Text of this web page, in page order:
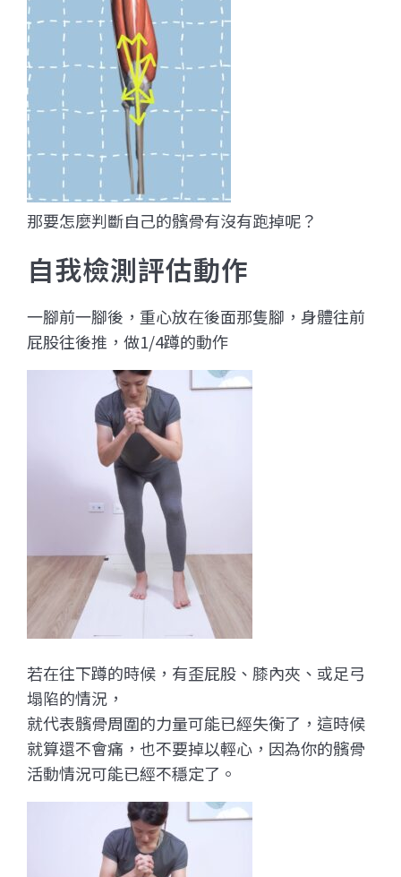
那要怎麼判斷自己的髕骨有沒有跑掉呢？
自我檢測評估動作
一腳前一腳後，重心放在後面那隻腳，身體往前
屁股往後推，做1/4蹲的動作
若在往下蹲的時候，有歪屁股、膝內夾、或足弓
塌陷的情況，
就代表髕骨周圍的力量可能已經失衡了，這時候
就算還不會痛，也不要掉以輕心，因為你的髕骨
活動情況可能已經不穩定了。